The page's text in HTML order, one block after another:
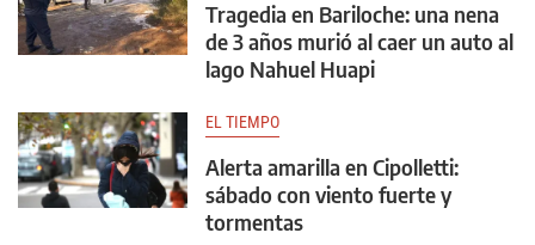
Tragedia en Bariloche: una nena
de 3 años murió al caer un auto al
lago Nahuel Huapi
EL TIEMPO
Alerta amarilla en Cipolletti:
sábado con viento fuerte y
tormentas